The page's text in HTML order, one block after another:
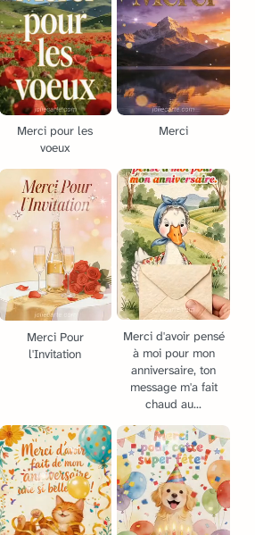
Merci pour les
voeux
Merci
Merci Pour
l'Invitation
Merci d'avoir pensé
à moi pour mon
anniversaire, ton
message m'a fait
chaud au...